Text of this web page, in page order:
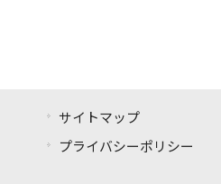
サイトマップ
プライバシーポリシー